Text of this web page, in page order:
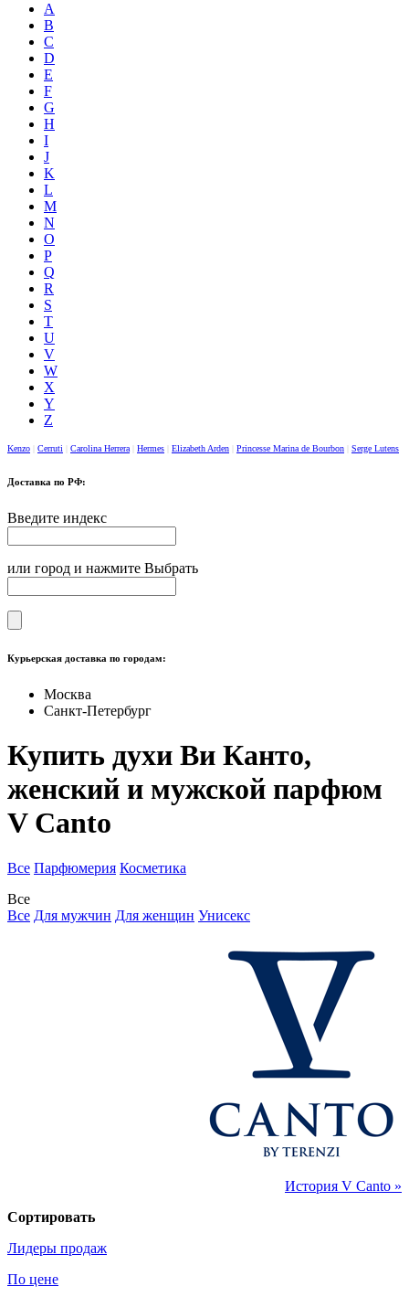
A
B
C
D
E
F
G
H
I
J
K
L
M
N
O
P
Q
R
S
T
U
V
W
X
Y
Z
Kenzo Cerruti Carolina Herrera Hermes Elizabeth Arden Princesse Marina de Bourbon Serge Lutens
Доставка по РФ:
Введите индекс
или город и нажмите Выбрать
Курьерская доставка по городам:
Москва
Санкт-Петербург
Купить духи Ви Канто,
женский и мужской парфюм
V Canto
Все Парфюмерия Косметика
Все
Все Для мужчин Для женщин Унисекс
История V Canto »
Сортировать
Лидеры продаж
По цене